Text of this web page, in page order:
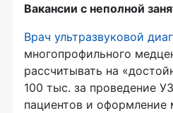
Вакансии с неполной
Врач ультразвуковой
многопрофильного
рассчитывать на
100 тыс. за проведение
пациентов и оформление